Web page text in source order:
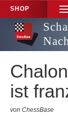
SHOP
ist
von ChessBase